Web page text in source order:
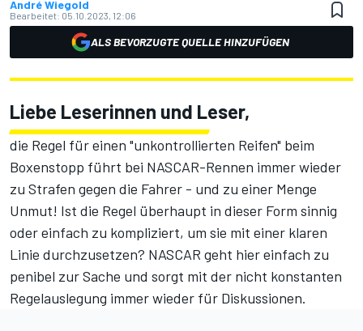
André Wiegold
Bearbeitet: 05.10.2023, 12:06
ALS BEVORZUGTE QUELLE HINZUFÜGEN
Liebe Leserinnen und Leser,
die Regel für einen "unkontrollierten Reifen" beim
Boxenstopp führt bei NASCAR-Rennen immer wieder
zu Strafen gegen die Fahrer - und zu einer Menge
Unmut! Ist die Regel überhaupt in dieser Form sinnig
oder einfach zu kompliziert, um sie mit einer klaren
Linie durchzusetzen? NASCAR geht hier einfach zu
penibel zur Sache und sorgt mit der nicht konstanten
Regelauslegung immer wieder für Diskussionen.